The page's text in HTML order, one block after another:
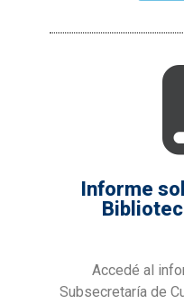
Informe
Accedé al
Subsecretaría de